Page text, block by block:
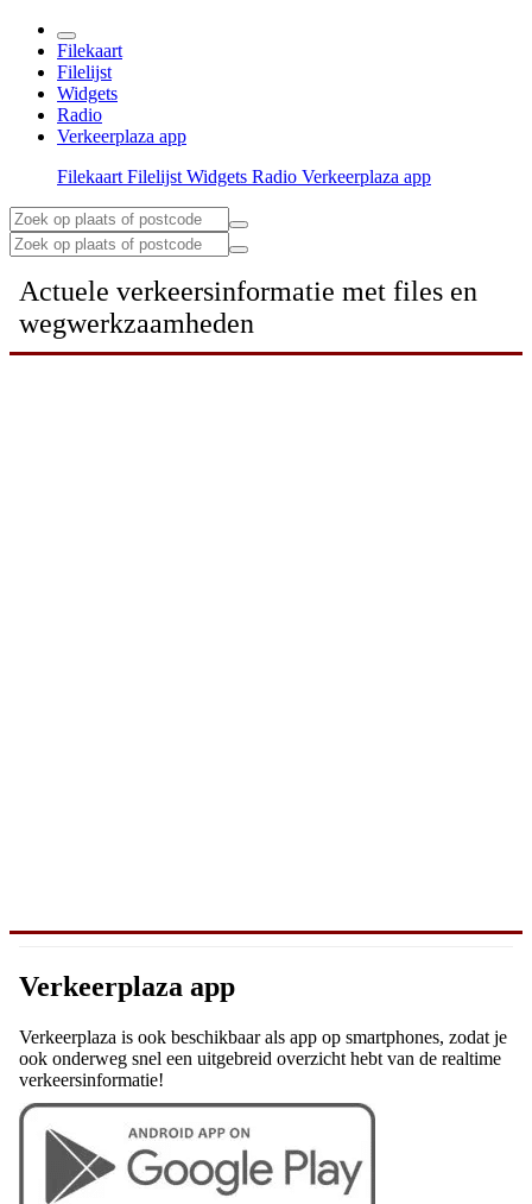
Filekaart
Filelijst
Widgets
Radio
Verkeerplaza app
Filekaart Filelijst Widgets Radio Verkeerplaza app
Actuele verkeersinformatie met files en
wegwerkzaamheden
Verkeerplaza app
Verkeerplaza is ook beschikbaar als app op smartphones, zodat je
ook onderweg snel een uitgebreid overzicht hebt van de realtime
verkeersinformatie!